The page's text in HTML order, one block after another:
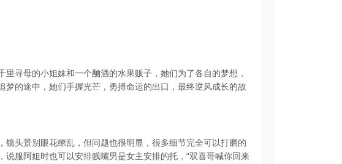
寻母的小姐妹和一个酗酒的水果贩子，她们为了各自的梦想，
梦的途中，她们手握光芒，勇搏命运的出口，最终逆风成长的故
镜头景别眼花缭乱，但问题也很明显，很多细节完全可以打磨的
说服阿姐时也可以安排贱嘴男是女主安排的托，“双喜哥喊你回来